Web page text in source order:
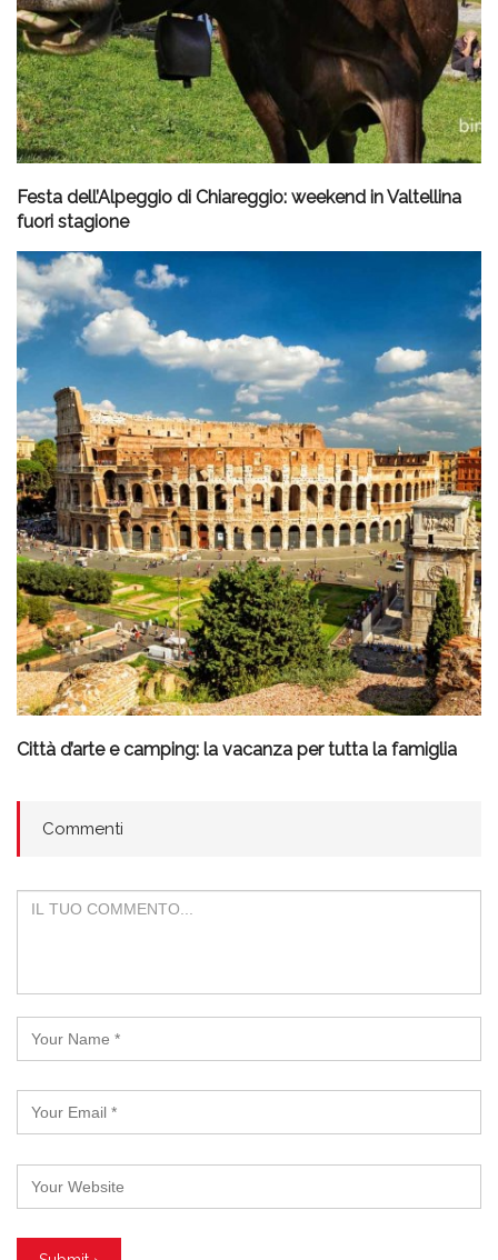
Festa dell’Alpeggio di Chiareggio: weekend in Valtellina
fuori stagione
Città d’arte e camping: la vacanza per tutta la famiglia
Commenti